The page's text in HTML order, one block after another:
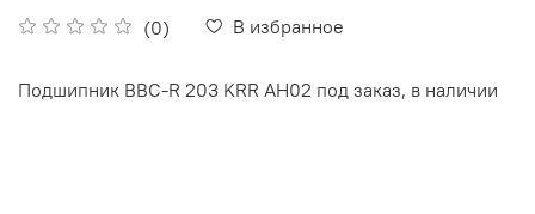
(0) В избранное
Подшипник BBC-R 203 KRR AH02 под заказ, в наличии